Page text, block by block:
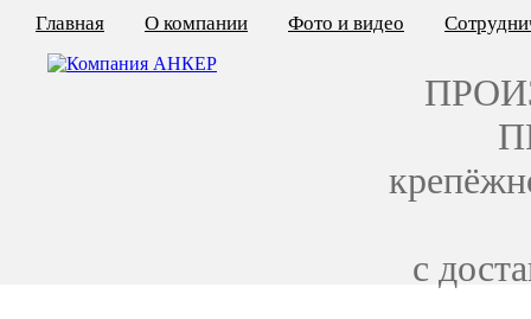
Главная О компании Фото и видео
с